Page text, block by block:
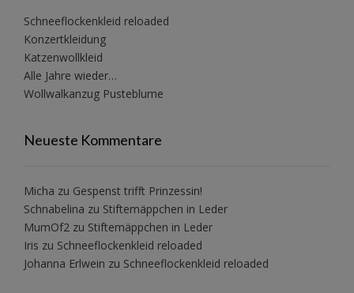
Schneeflockenkleid reloaded
Konzertkleidung
Katzenwollkleid
Alle Jahre wieder…
Wollwalkanzug Pusteblume
Neueste Kommentare
Micha zu Gespenst trifft Prinzessin!
Schnabelina zu Stiftemäppchen in Leder
MumOf2 zu Stiftemäppchen in Leder
Iris zu Schneeflockenkleid reloaded
Johanna Erlwein zu Schneeflockenkleid reloaded